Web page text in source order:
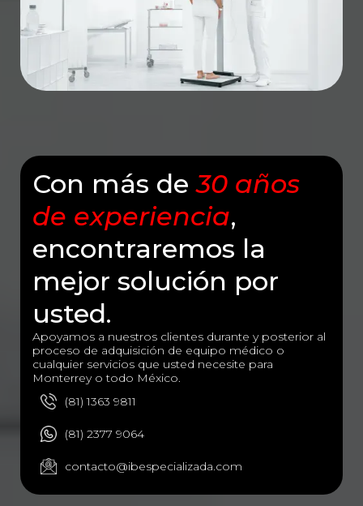
Con más de30 años
de experiencia,
encontraremos la
mejor solución por
usted.
Apoyamos a nuestros clientes durante y posterior al
proceso de adquisición de equipo médico o
cualquier servicios que usted necesite para
Monterrey o todo México.
(81) 1363 9811
(81) 2377 9064
contacto@ibespecializada.com